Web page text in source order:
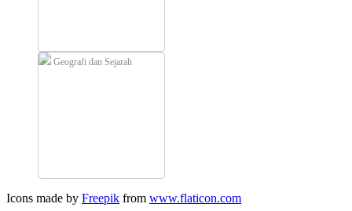
Geografi dan Sejarah
Icons made by Freepik from www.flaticon.com